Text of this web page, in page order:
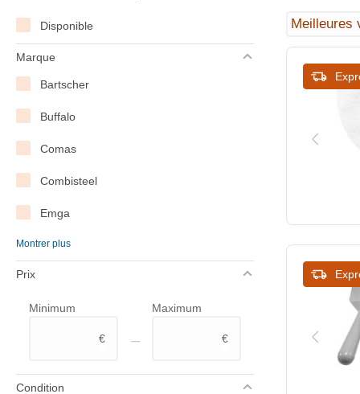
Disponible
Marque
Bartscher
Buffalo
Comas
Combisteel
Emga
Gastro M
Millecroquettes
Olympia
Montrer plus
Prix
Minimum
€ –
Maximum
€
Condition